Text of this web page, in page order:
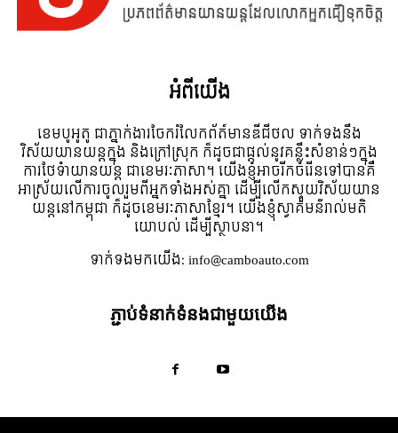
អំពី​យើង
ខេមបូអូតូ ជាភ្នាក់ងារចែករំលែកព័ត៍មានឌីជីថល ទាក់ទងនឹង
វិស័យយានយន្តក្នុង និងក្រៅស្រុក ក៏ដូចជាផ្តល់នូវគន្លឹះសំខាន់ៗក្នុង
ការថែទំាយានយន្ត ជាខេមរៈភាសា។ យើងខ្ញុំអាចរីកចំរើនទៅបានគឺ
អាស្រ័យលើការចូលរួមពីអ្នកទាំងអស់គ្នា ដើម្បីលើកស្ទួយវិស័យយាន
យន្តនៅកម្ពុជា ក៏ដូចខេមរៈភាសាខ្មែរ។ យើងខ្ញុំស្វាគមន៌រាល់មតិ
យោបល់ ដើម្បីស្ថាបនា។
ទាក់ទង​មក​យើង:info@camboauto.com
ភ្ជាប់ទំនាក់ទំនងជាមួយយើង